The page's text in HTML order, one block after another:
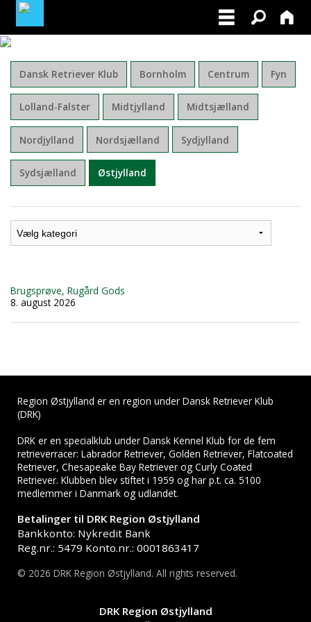
MINE TILMELDINGER
BLIV MEDLEM AF DRK
Dansk Retriever Klub Bornholm Centrum Fyn
Lolland-Falster Midtjylland Midtsjælland
Nordjylland Nordsjælland Sydjylland
Sydsjælland Østjylland
Brugsprøve, Rugård Gods
8. august 2026
Region Østjylland er en region under Dansk Retriever Klub
(DRK)
DRK er en specialklub under Dansk Kennel Klub for de fem
retrieverracer: Labrador Retriever, Golden Retriever, Flatcoated
Retriever, Chesapeake Bay Retriever og Curly Coated
Retriever. Klubben blev stiftet i 1959 og har p.t. ca. 5100
medlemmer i Danmark og udlandet.
Betalinger til DRK Region Østjylland
Bankkonto: Nykredit Bank
Reg.nr.: 5479 Konto.nr.: 0001863417
© 2026 DRK Region Østjylland. All rights reserved.
DRK Region Østjylland